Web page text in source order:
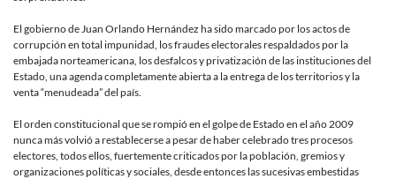
El gobierno de Juan Orlando Hernández ha sido marcado por los actos de
corrupción en total impunidad, los fraudes electorales respaldados por la
embajada norteamericana, los desfalcos y privatización de las instituciones del
Estado, una agenda completamente abierta a la entrega de los territorios y la
venta “menudeada” del país.
El orden constitucional que se rompió en el golpe de Estado en el año 2009
nunca más volvió a restablecerse a pesar de haber celebrado tres procesos
electores, todos ellos, fuertemente criticados por la población, gremios y
organizaciones políticas y sociales, desde entonces las sucesivas embestidas